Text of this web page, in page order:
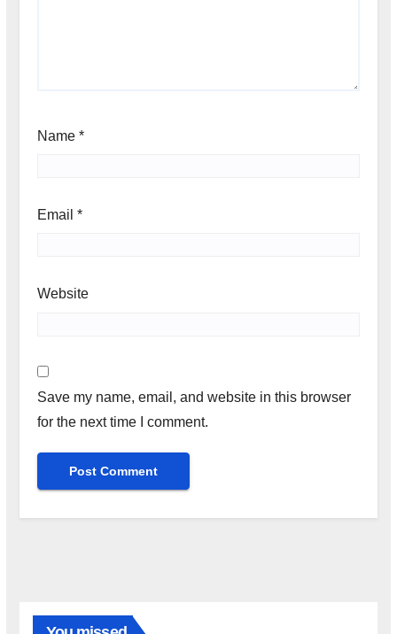
Name *
Email *
Website
Save my name, email, and website in this browser
for the next time I comment.